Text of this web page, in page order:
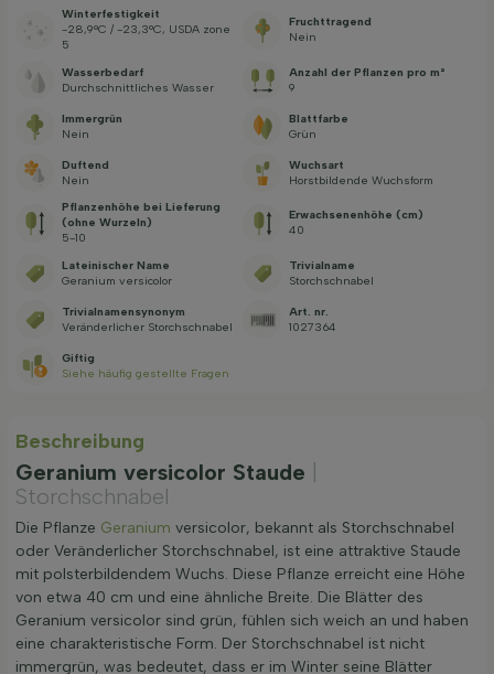
Winterfestigkeit
-28,9°C / -23,3°C, USDA zone
5
Fruchttragend
Nein
Wasserbedarf
Durchschnittliches Wasser
Anzahl der Pflanzen pro m²
9
Immergrün
Nein
Blattfarbe
Grün
Duftend
Nein
Wuchsart
Horstbildende Wuchsform
Pflanzenhöhe bei Lieferung
(ohne Wurzeln)
5-10
Erwachsenenhöhe (cm)
40
Lateinischer Name
Geranium versicolor
Trivialname
Storchschnabel
Trivialnamensynonym
Veränderlicher Storchschnabel
Art. nr.
1027364
Giftig
Siehe häufig gestellte Fragen
Beschreibung
Geranium versicolor Staude
Storchschnabel
Die Pflanze Geranium versicolor, bekannt als Storchschnabel
oder Veränderlicher Storchschnabel, ist eine attraktive Staude
mit polsterbildendem Wuchs. Diese Pflanze erreicht eine Höhe
von etwa 40 cm und eine ähnliche Breite. Die Blätter des
Geranium versicolor sind grün, fühlen sich weich an und haben
eine charakteristische Form. Der Storchschnabel ist nicht
immergrün, was bedeutet, dass er im Winter seine Blätter